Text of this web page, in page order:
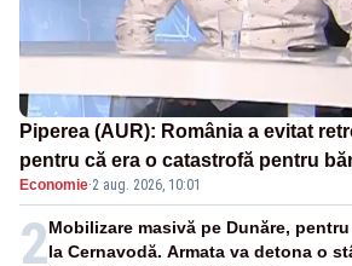
Piperea (AUR): România a evitat
pentru că era o catastrofă pentru
pensii
Economie·2 aug. 2026, 10:01
2Mobilizare masivă pe Dunăre,
la Cernavodă. Armata va detona o